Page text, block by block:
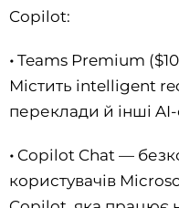
Copilot:
• Teams Premium
Містить intelligent
переклади й інші AI-
• Copilot Chat —
користувачів